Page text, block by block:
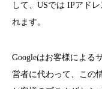
して、USでは IPアド
れます。
Googleはお客様による
営者に代わって、この